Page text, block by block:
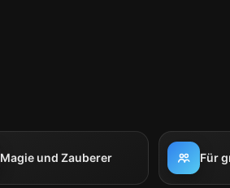
Magie und Zauberer Für